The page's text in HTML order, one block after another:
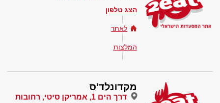
הצג טלפון
לאתר
המלצות
מקדונלד'ס
דרך הים 1, אמריקן סיטי, רחובות